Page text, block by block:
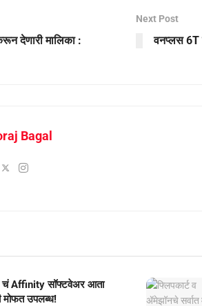
देणारी मालिका :
Next Post
वनप्लस 6T
Bagal
चं Affinity सॉफ्टवेअर आता
मोफत उपलब्ध!